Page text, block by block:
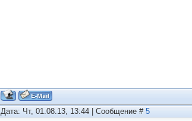
Дата: Чт, 01.08.13, 13:44 | Сообщение # 5